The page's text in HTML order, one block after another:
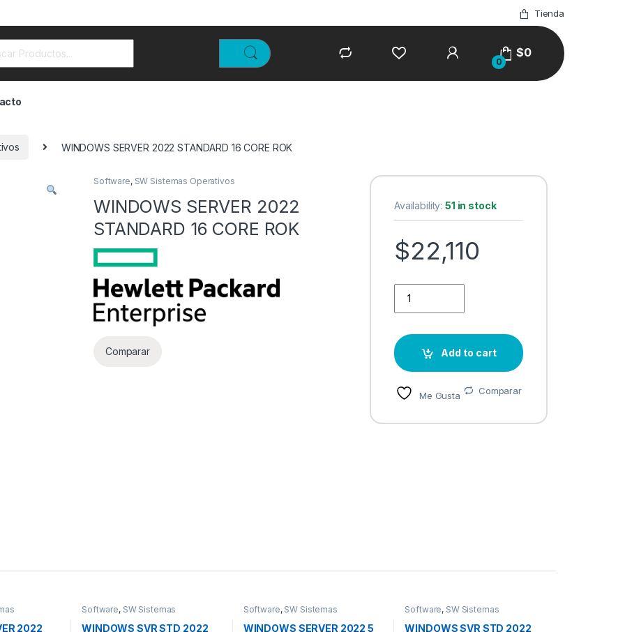
Tienda
0
$0
WINDOWS SERVER 2022 STANDARD 16 CORE ROK
Software, SW Sistemas Operativos
WINDOWS SERVER 2022
STANDARD 16 CORE ROK
Comparar
Availability:51 in stock
$22,110
Add to cart
Me Gusta Comparar
2022
Software, SW Sistemas
WINDOWS SVR STD 2022
Software, SW Sistemas
WINDOWS SERVER 2022 5
Software, SW Sistemas
WINDOWS SVR STD 2022